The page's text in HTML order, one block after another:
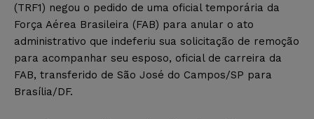
(TRF1) negou o pedido de uma oficial temporária da
Força Aérea Brasileira (FAB) para anular o ato
administrativo que indeferiu sua solicitação de remoção
para acompanhar seu esposo, oficial de carreira da
FAB, transferido de São José do Campos/SP para
Brasília/DF.